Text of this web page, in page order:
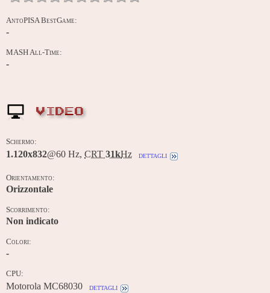
AntoPISA BestGame:
-
MASH All-Time:
-
VIDEO
Schermo:
1.120x832@60 Hz, CRT 31kHz dettagli
Orientamento:
Orizzontale
Scorrimento:
Non indicato
Colori:
-
CPU:
Motorola MC68030 dettagli